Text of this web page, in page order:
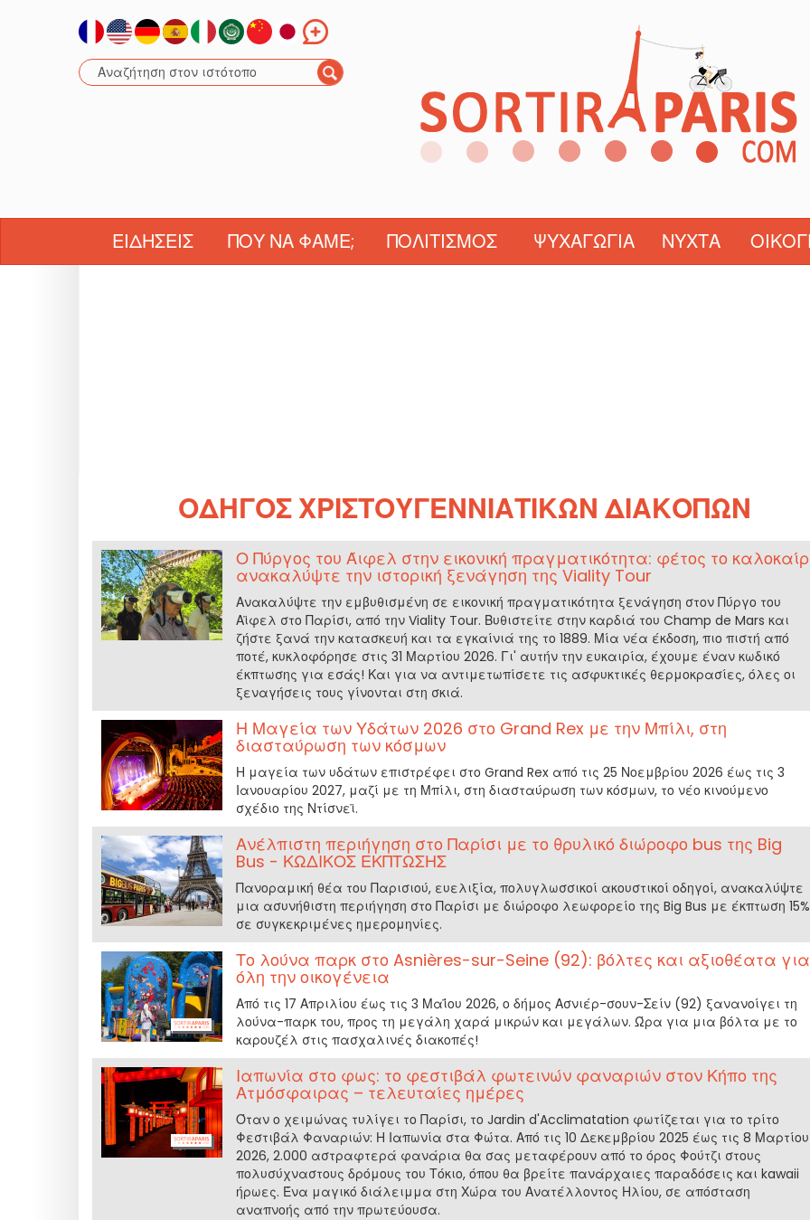
ΕΙΔΉΣΕΙΣ ΠΟΎ ΝΑ ΦΆΜΕ; ΠΟΛΙΤΙΣΜΌΣ ΨΥΧΑΓΩΓΊΑ ΝΎΧΤΑ
ΟΔΗΓΌΣ ΧΡΙΣΤΟΥΓΕΝΝΙΆΤΙΚΩΝ ΔΙΑΚΟΠΏΝ
Ο Πύργος του Άιφελ στην εικονική πραγματικότητα: φέτος το
ανακαλύψτε την ιστορική ξενάγηση της Viality Tour
Ανακαλύψτε την εμβυθισμένη σε εικονική πραγματικότητα ξενάγηση στον Πύργο του
Αϊφελ στο Παρίσι, από την Viality Tour. Βυθιστείτε στην καρδιά του Champ de Mars και
ζήστε ξανά την κατασκευή και τα εγκαίνιά της το 1889. Μία νέα έκδοση, πιο πιστή από
ποτέ, κυκλοφόρησε στις 31 Μαρτίου 2026. Γι' αυτήν την ευκαιρία, έχουμε έναν κωδικό
έκπτωσης για εσάς! Και για να αντιμετωπίσετε τις ασφυκτικές θερμοκρασίες, όλες οι
ξεναγήσεις τους γίνονται στη σκιά.
Η Μαγεία των Υδάτων 2026 στο Grand Rex με την Μπίλι, στη
διασταύρωση των κόσμων
Η μαγεία των υδάτων επιστρέφει στο Grand Rex από τις 25 Νοεμβρίου 2026 έως τις 3
Ιανουαρίου 2027, μαζί με τη Μπίλι, στη διασταύρωση των κόσμων, το νέο κινούμενο
σχέδιο της Ντίσνεϊ.
Ανέλπιστη περιήγηση στο Παρίσι με το θρυλικό διώροφο bus της Big
Bus - ΚΩΔΙΚΟΣ ΕΚΠΤΩΣΗΣ
Πανοραμική θέα του Παρισιού, ευελιξία, πολυγλωσσικοί ακουστικοί οδηγοί, ανακαλύψτε
μια ασυνήθιστη περιήγηση στο Παρίσι με διώροφο λεωφορείο της Big Bus με έκπτωση 15%
σε συγκεκριμένες ημερομηνίες.
Το λούνα παρκ στο Asnières-sur-Seine (92): βόλτες και αξιοθέατα για
όλη την οικογένεια
Από τις 17 Απριλίου έως τις 3 Μαΐου 2026, ο δήμος Ασνιέρ-σουν-Σείν (92) ξανανοίγει τη
λούνα-παρκ του, προς τη μεγάλη χαρά μικρών και μεγάλων. Ώρα για μια βόλτα με το
καρουζέλ στις πασχαλινές διακοπές!
Ιαπωνία στο φως: το φεστιβάλ φωτεινών φαναριών στον Κήπο της
Ατμόσφαιρας – τελευταίες ημέρες
Όταν ο χειμώνας τυλίγει το Παρίσι, το Jardin d'Acclimatation φωτίζεται για το τρίτο
Φεστιβάλ Φαναριών: Η Ιαπωνία στα Φώτα. Από τις 10 Δεκεμβρίου 2025 έως τις 8 Μαρτίου
2026, 2.000 αστραφτερά φανάρια θα σας μεταφέρουν από το όρος Φούτζι στους
πολυσύχναστους δρόμους του Τόκιο, όπου θα βρείτε πανάρχαιες παραδόσεις και kawaii
ήρωες. Ένα μαγικό διάλειμμα στη Χώρα του Ανατέλλοντος Ηλίου, σε απόσταση
αναπνοής από την πρωτεύουσα.